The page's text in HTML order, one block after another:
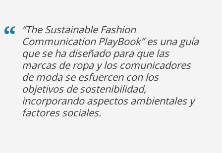
“The Sustainable Fashion
Communication PlayBook” es una guía
que se ha diseñado para que las
marcas de ropa y los comunicadores
de moda se esfuercen con los
objetivos de sostenibilidad,
incorporando aspectos ambientales y
factores sociales.